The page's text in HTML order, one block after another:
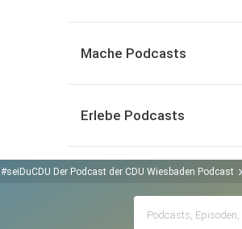
Mache Podcasts
Erlebe Podcasts
#seiDuCDU Der Podcast der CDU Wiesbaden Podcast